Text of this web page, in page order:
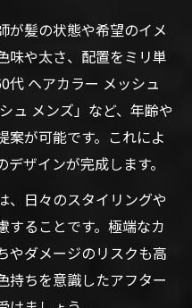
が髪の状態や希望のイメ
味や太さ、配置をミリ単
代 ヘアカラー メッシュ
ュ メンズ」など、年齢や
案が可能です。これによ
ザインが完成します。
、日々のスタイリングや
することです。極端なカ
やダメージのリスクも高
持ちを意識したアフター